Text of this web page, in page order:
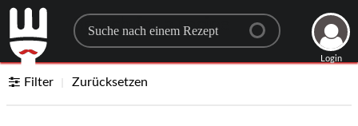
Search for a recipe
Login
Filter Zurücksetzen